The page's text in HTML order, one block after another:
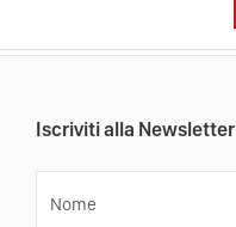
Iscriviti alla Newsletter
Nome